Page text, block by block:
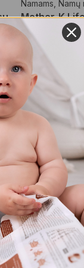
Namams
Mother-K
sieteliu
14,95
Išparduota -
Į krepšelį